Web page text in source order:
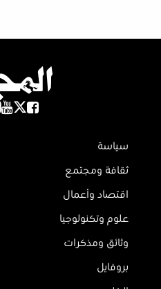
سياسة
ثقافة ومجتمع
اقتصاد وأعمال
علوم وتكنولوجيا
وثائق ومذكرات
بروفايل